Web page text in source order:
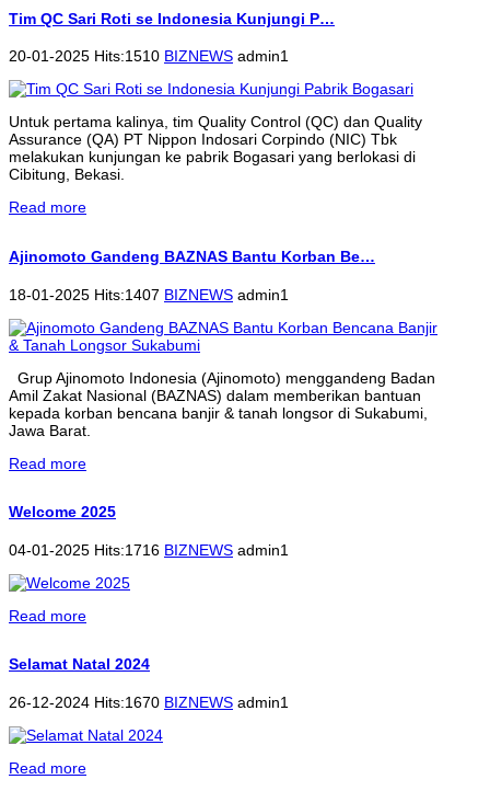
Tim QC Sari Roti se Indonesia Kunjungi P…
20-01-2025 Hits:1510 BIZNEWS admin1
Untuk pertama kalinya, tim Quality Control (QC) dan Quality
Assurance (QA) PT Nippon Indosari Corpindo (NIC) Tbk
melakukan kunjungan ke pabrik Bogasari yang berlokasi di
Cibitung, Bekasi.
Read more
Ajinomoto Gandeng BAZNAS Bantu Korban Be…
18-01-2025 Hits:1407 BIZNEWS admin1
Grup Ajinomoto Indonesia (Ajinomoto) menggandeng Badan
Amil Zakat Nasional (BAZNAS) dalam memberikan bantuan
kepada korban bencana banjir & tanah longsor di Sukabumi,
Jawa Barat.
Read more
Welcome 2025
04-01-2025 Hits:1716 BIZNEWS admin1
Read more
Selamat Natal 2024
26-12-2024 Hits:1670 BIZNEWS admin1
Read more